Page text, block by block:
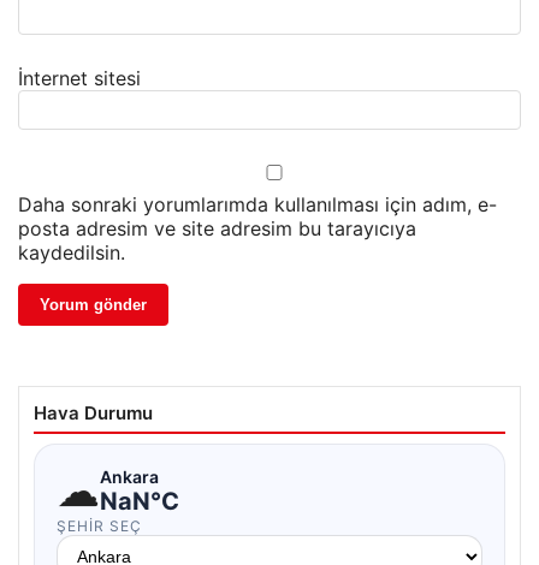
İnternet sitesi
Daha sonraki yorumlarımda kullanılması için adım, e-
posta adresim ve site adresim bu tarayıcıya
kaydedilsin.
Hava Durumu
☁Ankara
NaN°C
ŞEHIR SEÇ